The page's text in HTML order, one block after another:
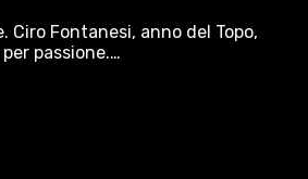
Ciro Fontanesi, anno del Topo,
passione.…